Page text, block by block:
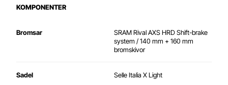
KOMPONENTER
Bromsar
SRAM Rival AXS HRD Shift-brake
system / 140 mm + 160 mm
bromskivor
Sadel Selle Italia X Light